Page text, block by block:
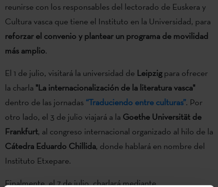
reunirse con los responsables del lectorado de Euskera y
Cultura vasca que tiene el Instituto en la Universidad, para
reforzar el convenio y plantear un programa de movilidad
más amplio.
El 1 de julio, visitará la universidad de Leipzigpara ofrecer
la charla "La internacionalización de la literatura vasca"
dentro de las jornadas “Traduciendo entre culturas”. Por
otro lado, el 3 de julio viajará a la Goethe Universität de
Frankfurt, al congreso internacional organizado al hilo de la
Cátedra Eduardo Chillida, donde hablará en nombre del
Instituto Etxepare.
Finalmente, el 7 de julio, charlará mediante